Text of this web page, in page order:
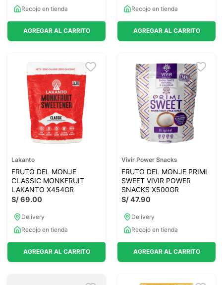
Recojo en tienda
AGREGAR AL CARRITO
Recojo en tienda
AGREGAR AL CARRITO
Lakanto
FRUTO DEL MONJE
CLASSIC MONKFRUIT
LAKANTO X454GR
S/69.00
Delivery
Recojo en tienda
AGREGAR AL CARRITO
Vivir Power Snacks
FRUTO DEL MONJE PRIMI
SWEET VIVIR POWER
SNACKS X500GR
S/47.90
Delivery
Recojo en tienda
AGREGAR AL CARRITO